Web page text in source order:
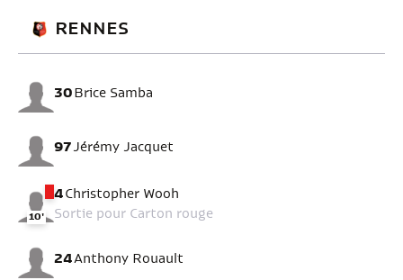
RENNES
30 Brice Samba
97Jérémy Jacquet
4 Christopher Wooh
Sortie pour Carton rouge
10'
24Anthony Rouault